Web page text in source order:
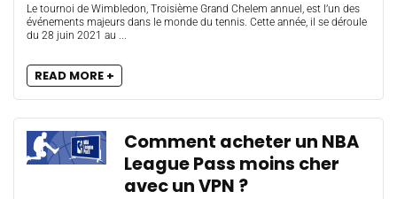
Le tournoi de Wimbledon, Troisième Grand Chelem annuel, est l’un des
événements majeurs dans le monde du tennis. Cette année, il se déroule
du 28 juin 2021 au ...
READ MORE +
Comment acheter un NBA
League Pass moins cher
avec un VPN ?